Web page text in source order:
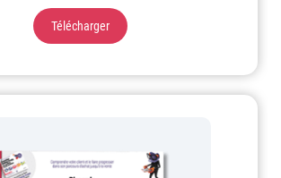
Télécharger